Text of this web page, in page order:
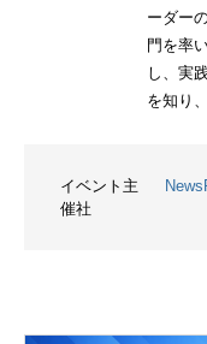
ーダー
門を率
し、実
を知り
イベント主
催社